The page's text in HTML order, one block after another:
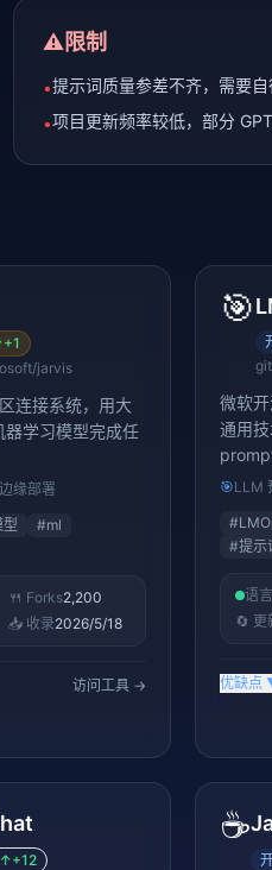
⚠️限制
•提示词质量参差不齐，需要
•项目更新频率较低，部分
+1
jarvis
连接系统，用大
学习模型完成任
缘部署
#ml
🍴 Forks2,200
📥 收录2026/5/18
访问工具 →
🎯
微软
通用技
🎯LLM
#
#提示
语言
🔄 更
优缺点
↑+12
☕